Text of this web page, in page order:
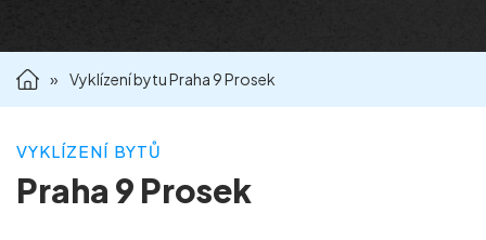
» Vyklízení bytu Praha 9 Prosek
VYKLÍZENÍ BYTŮ
Praha 9 Prosek